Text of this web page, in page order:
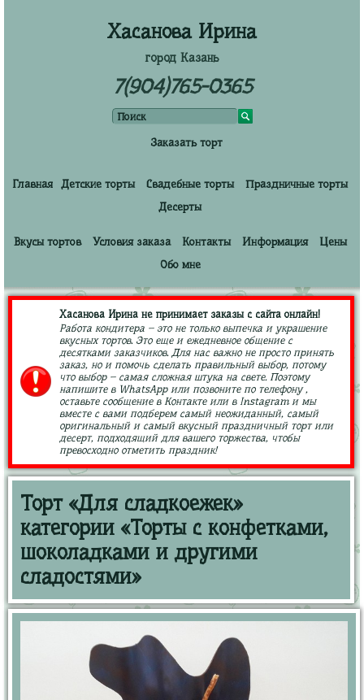
Хасанова Ирина
город Казань
7(904)765-0365
Заказать торт
Главная Детские торты Свадебные торты
Праздничные торты
Десерты
Вкусы тортов Условия заказа Контакты Информация
Цены
Обо мне
Хасанова Ирина не принимает заказы с сайта онлайн!
Работа кондитера – это не только выпечка и украшение
вкусных тортов. Это еще и ежедневное общение с
десятками заказчиков. Для нас важно не просто принять
заказ, но и помочь сделать правильный выбор, потому
что выбор – самая сложная штука на свете. Поэтому
напишите в WhatsApp или позвоните по телефону ,
оставьте сообщение в Контакте или в Instagram и мы
вместе с вами подберем самый неожиданный, самый
оригинальный и самый вкусный праздничный торт или
десерт, подходящий для вашего торжества, чтобы
превосходно отметить праздник!
Торт «Для сладкоежек»
категории «Торты с конфетками,
шоколадками и другими
сладостями»